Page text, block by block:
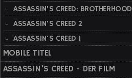
ASSASSIN'S CREED: BROTHERHOOD
ASSASSIN'S CREED 2
ASSASSIN'S CREED 1
MOBILE TITEL
ASSASSIN'S CREED - DER FILM